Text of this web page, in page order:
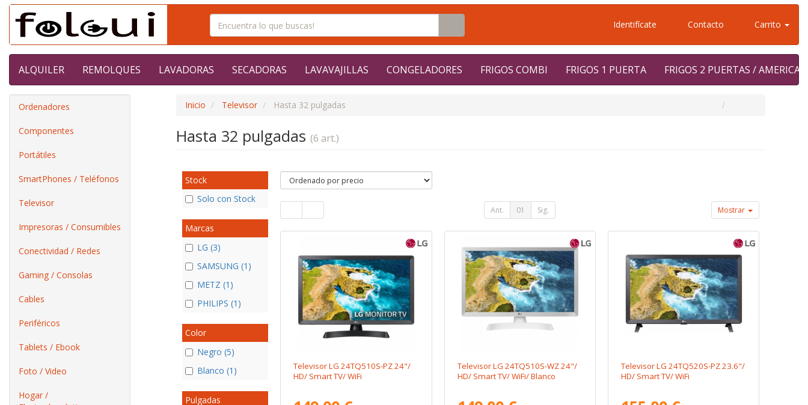
Identifícate Contacto Carrito
ALQUILER REMOLQUES LAVADORAS SECADORAS LAVAVAJILLAS CONGELADORES FRIGOS COMBI FRIGOS 1 PUERTA FRIGOS 2 PUERTAS /
Ordenadores
Componentes
Portátiles
SmartPhones / Teléfonos
Televisor
Impresoras / Consumibles
Conectividad / Redes
Gaming / Consolas
Cables
Periféricos
Tablets / Ebook
Foto / Video
Hogar /
Inicio Televisor Hasta 32 pulgadas
Hasta 32 pulgadas (6 art.)
Stock
Solo con Stock
Marcas
LG (3)
SAMSUNG (1)
METZ (1)
PHILIPS (1)
Color
Negro (5)
Blanco (1)
Pulgadas
Ant. 01 Sig. Mostrar
Televisor LG 24TQ510S-PZ 24"/
HD/ Smart TV/ WiFi
Televisor LG 24TQ510S-WZ 24"/
HD/ Smart TV/ WiFi/ Blanco
Televisor LG 24TQ520S-PZ 23.6"/
HD/ Smart TV/ WiFi